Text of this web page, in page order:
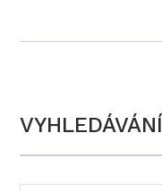
VYHLEDÁVÁNÍ